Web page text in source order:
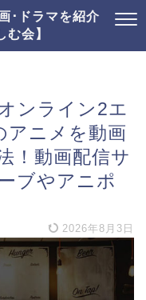
･ドラマを紹介
む会】
ンライン2エ
アニメを動画
！動画配信サ
ブやアニポ
2026年8月3日